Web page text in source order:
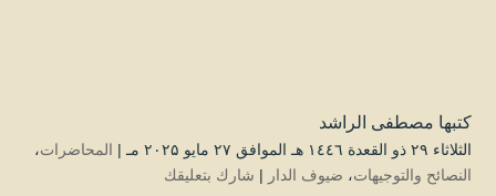
كتبها مصطفى الراشد
الثلاثاء ۲۹ ذو القعدة ۱٤٤٦ هـ الموافق ۲۷ مايو ۲۰۲۵ مـ | المحاضرات،
النصائح والتوجيهات، ضيوف الدار | شارك بتعليقك